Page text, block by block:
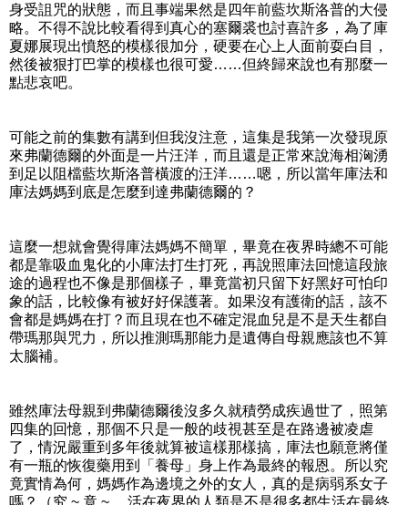
身受詛咒的狀態，而且事端果然是四年前藍坎斯洛普的大侵
略。不得不說比較看得到真心的塞爾裘也討喜許多，為了庫
夏娜展現出憤怒的模樣很加分，硬要在心上人面前耍白目，
然後被狠打巴掌的模樣也很可愛……但終歸來說也有那麼一
點悲哀吧。
可能之前的集數有講到但我沒注意，這集是我第一次發現原
來弗蘭德爾的外面是一片汪洋，而且還是正常來說海相洶湧
到足以阻檔藍坎斯洛普橫渡的汪洋……嗯，所以當年庫法和
庫法媽媽到底是怎麼到達弗蘭德爾的？
這麼一想就會覺得庫法媽媽不簡單，畢竟在夜界時總不可能
都是靠吸血鬼化的小庫法打生打死，再說照庫法回憶這段旅
途的過程也不像是那個樣子，畢竟當初只留下好黑好可怕印
象的話，比較像有被好好保護著。如果沒有護衛的話，該不
會都是媽媽在打？而且現在也不確定混血兒是不是天生都自
帶瑪那與咒力，所以推測瑪那能力是遺傳自母親應該也不算
太腦補。
雖然庫法母親到弗蘭德爾後沒多久就積勞成疾過世了，照第
四集的回憶，那個不只是一般的歧視甚至是在路邊被凌虐
了，情況嚴重到多年後就算被這樣那樣搞，庫法也願意將僅
有一瓶的恢復藥用到「養母」身上作為最終的報恩。所以究
竟實情為何，媽媽作為邊境之外的女人，真的是病弱系女子
嗎？（究 ~ 竟 ~ ，活在夜界的人類是不是很多都生活在最終